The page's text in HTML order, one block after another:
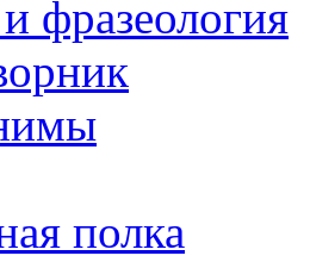
фразеология
полка